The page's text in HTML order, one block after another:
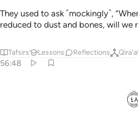
They used to ask ˹mockingly˺,
reduced to dust and bones, will we
Tafsirs Lessons Reflections
56:48